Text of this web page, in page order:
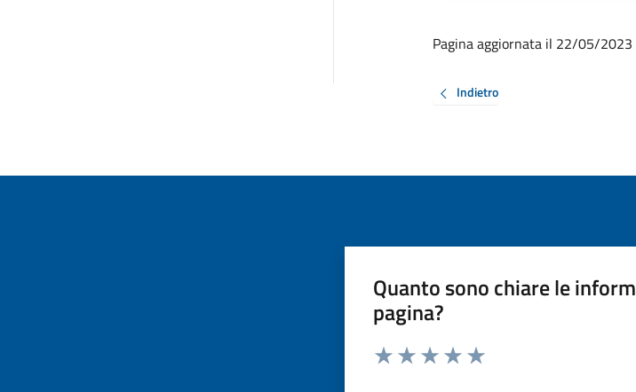
Pagina aggiornata il 22/05/2023
Indietro
Quanto sono chiare le
pagina?
Valuta da 1 a 5 stelle la pagina